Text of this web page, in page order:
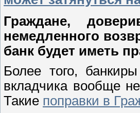
Граждане,
немедленного
банк будет иметь
Более того,
вкладчика вообще
Такие поправки в